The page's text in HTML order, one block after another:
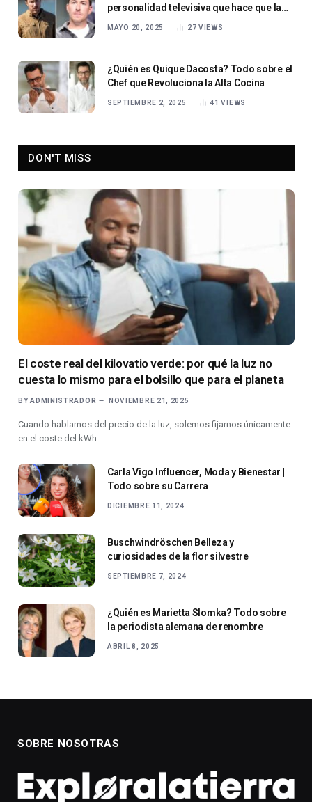
personalidad televisiva que hace que la
supervivencia parezca fácil
MAYO 20, 2025 27 VIEWS
¿Quién es Quique Dacosta? Todo sobre el
Chef que Revoluciona la Alta Cocina
SEPTIEMBRE 2, 2025 41VIEWS
DON'T MISS
El coste real del kilovatio verde: por qué la luz no
cuesta lo mismo para el bolsillo que para el planeta
BY ADMINISTRADOR NOVIEMBRE 21, 2025
Cuando hablamos del precio de la luz, solemos fijarnos únicamente
en el coste del kWh…
Carla Vigo Influencer, Moda y Bienestar |
Todo sobre su Carrera
DICIEMBRE 11, 2024
Buschwindröschen Belleza y
curiosidades de la flor silvestre
SEPTIEMBRE 7, 2024
¿Quién es Marietta Slomka? Todo sobre
la periodista alemana de renombre
ABRIL 8, 2025
SOBRE NOSOTRAS